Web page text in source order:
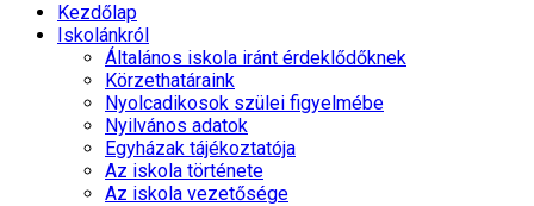
Kezdőlap
Iskolánkról
Általános iskola iránt érdeklődőknek
Körzethatáraink
Nyolcadikosok szülei figyelmébe
Nyilvános adatok
Egyházak tájékoztatója
Az iskola története
Az iskola vezetősége